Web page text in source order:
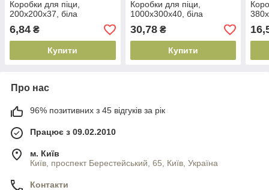
Коробки для піци,
200х200х37, біла
6,84 ₴
Купити
Коробки для піци,
1000х300х40, біла
30,78₴
Купити
Про нас
96% позитивних з 45 відгуків за рік
Працює з 09.02.2010
м. Київ
Київ, проспект Берестейський, 65, Київ, Україна
Контакти